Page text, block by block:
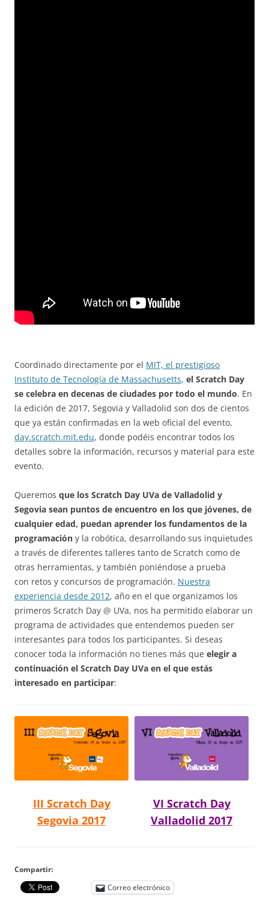
Coordinado directamente por el MIT, el prestigioso
Instituto de Tecnología de Massachusetts, el Scratch Day
se celebra en decenas de ciudades por todo el mundo. En
la edición de 2017, Segovia y Valladolid son dos de cientos
que ya están confirmadas en la web oficial del evento,
day.scratch.mit.edu, donde podéis encontrar todos los
detalles sobre la información, recursos y material para este
evento.
Queremos que los Scratch Day UVa de Valladolid y
Segovia sean puntos de encuentro en los que jóvenes, de
cualquier edad, puedan aprender los fundamentos de la
programación y la robótica, desarrollando sus inquietudes
a través de diferentes talleres tanto de Scratch como de
otras herramientas, y también poniéndose a prueba
con retos y concursos de programación. Nuestra
experiencia desde 2012, año en el que organizamos los
primeros Scratch Day @ UVa, nos ha permitido elaborar un
programa de actividades que entendemos pueden ser
interesantes para todos los participantes. Si deseas
conocer toda la información no tienes más que elegir a
continuación el Scratch Day UVa en el que estás
interesado en participar:
III Scratch Day
Segovia 2017
VI Scratch Day
Valladolid 2017
Compartir:
Correo electrónico